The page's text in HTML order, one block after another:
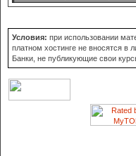
Условия: при использовании
платном хостинге не вносятся в
Банки, не публикующие свои